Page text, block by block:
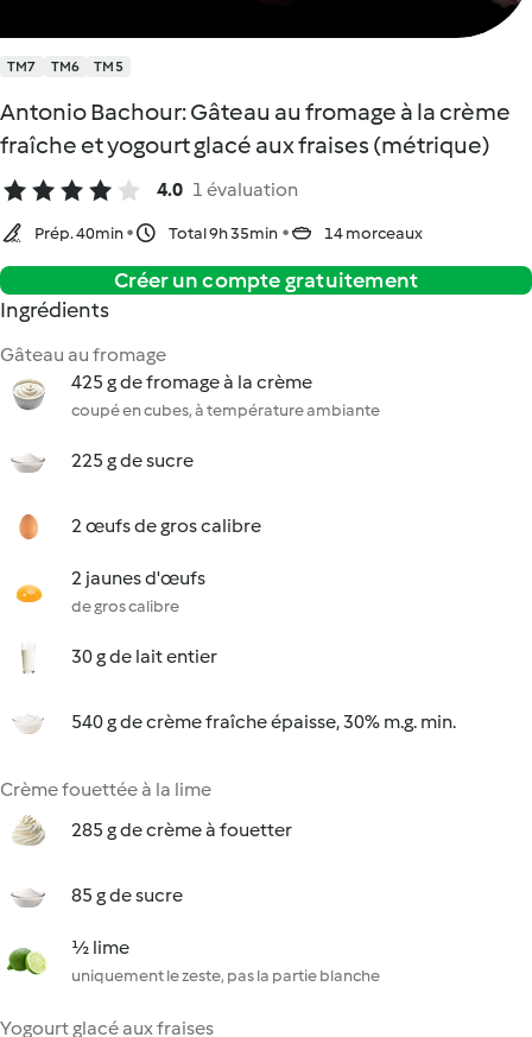
TM7 TM6 TM5
Antonio Bachour: Gâteau au fromage à la crème
fraîche et yogourt glacé aux fraises (métrique)
4.0 1 évaluation
Prép. 40min Total 9h 35min 14 morceaux
Créer un compte gratuitement
Ingrédients
Gâteau au fromage
425 g de fromage à la crème
coupé en cubes, à température ambiante
225 g de sucre
2 œufs de gros calibre
2 jaunes d'œufs
de gros calibre
30 g de lait entier
540 g de crème fraîche épaisse, 30% m.g. min.
Crème fouettée à la lime
285 g de crème à fouetter
85 g de sucre
½ lime
uniquement le zeste, pas la partie blanche
Yogourt glacé aux fraises